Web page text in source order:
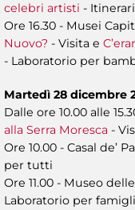
celebri artisti -
Ore 16.30 - Musei
Nuovo? - Visita e
- Laboratorio per
Martedì 28 dicembre
Dalle ore 10.00 alle
alla Serra Moresca -
Ore 10.00 - Casal de’
per tutti
Ore 11.00 - Museo
Laboratorio per